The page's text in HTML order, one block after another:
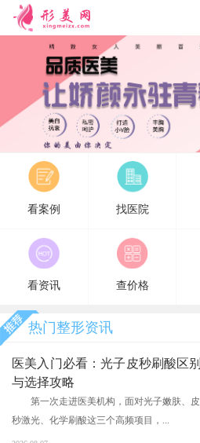
形美网
看案例 找医院
看资讯 查价格
热门整形资讯
医美入门必看：光子皮秒刷酸区别
与选择攻略
第一次走进医美机构，面对光子嫩肤、皮
秒激光、化学刷酸这三个高频项目，...